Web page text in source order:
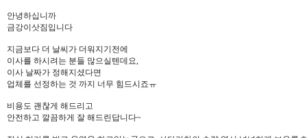
안녕하십니까
금강이삿짐입니다
지금보다 더 날씨가 더워지기전에
이사를 하시려는 분들 많으실텐데요,
이사 날짜가 정해지셨다면
업체를 선정하는 것 까지 너무 힘드시죠ㅠ
비용도 괜찮게 해드리고
안전하고 깔끔하게 잘 해드린답니다~